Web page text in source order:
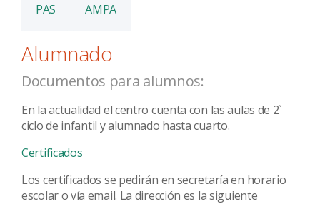
PAS AMPA
Alumnado
Documentos para alumnos:
En la actualidad el centro cuenta con las aulas de 2`
ciclo de infantil y alumnado hasta cuarto.
Certificados
Los certificados se pedirán en secretaría en horario
escolar o vía email. La dirección es la siguiente